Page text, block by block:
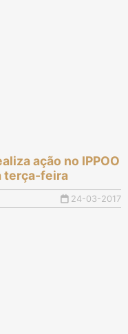
ação no IPPOO
terça-feira
24-03-2017